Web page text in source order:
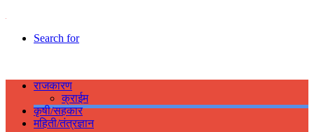
Search for
राजकारण
क्राईम
कृषी/सहकार
महिती/तंत्रज्ञान